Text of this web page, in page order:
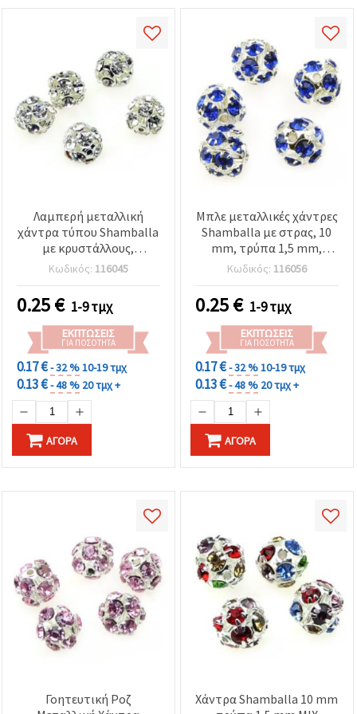
Λαμπερή μεταλλική
χάντρα τύπου Shamballa
με κρυστάλλους,
στρογγυλή 10mm, τρύπα
1,5mm, σε ασημί
απόχρωση – υλικό για
κατασκευή κοσμημάτων,
βραχιολιών, κολιέ & DIY
χειροτεχνιών
Κωδικός: 116045
0.25€ 1-9 τμχ
ΕΚΠΤΏΣΕΙΣ
ΓΙΑ ΠΟΣΌΤΗΤΑ
0.17 €- 32 %10-19 τμχ
0.13 €- 48 % 20 τμχ +
ΑΓΟΡΆ
Μπλε μεταλλικές χάντρες
Shamballa με στρας, 10
mm, τρύπα 1,5 mm,
ασημί χρώμα, υλικά για
κατασκευή κοσμημάτων
Κωδικός: 116056
0.25€ 1-9 τμχ
ΕΚΠΤΏΣΕΙΣ
ΓΙΑ ΠΟΣΌΤΗΤΑ
0.17 €- 32 %10-19 τμχ
0.13 €- 48 % 20 τμχ +
ΑΓΟΡΆ
Γοητευτική Ροζ
Χάντρα Shamballa 10 mm